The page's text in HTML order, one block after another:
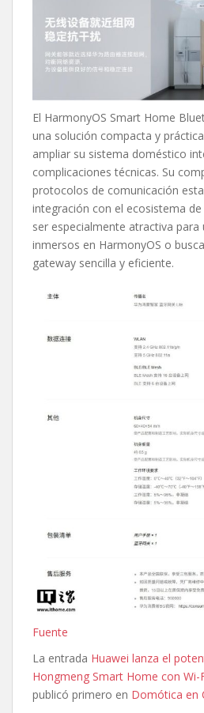
El HarmonyOS Smart Home
una solución compacta y
ampliar su sistema doméstico
complicaciones técnicas. Su
protocolos de comunicación
integración con el ecosistema
ser especialmente atractiva para
inmersos en HarmonyOS o
gateway sencilla y eficiente.
Fuente
La entrada Huawei lanza el
Hongmeng Smart Home con Wi-
publicó primero en Domótica en